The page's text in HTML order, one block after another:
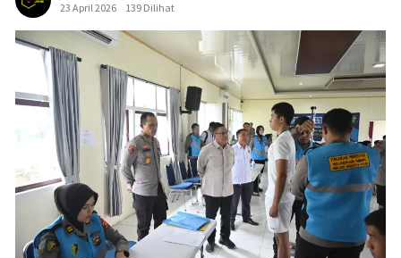
23 April 2026
139 Dilihat